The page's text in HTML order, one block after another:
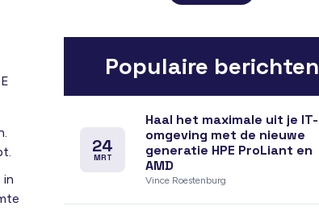
.
in
Populaire berichten
24
MRT
Haal het maximale uit je IT-
omgeving met de nieuwe
generatie HPE ProLiant en
AMD
Vince Roestenburg